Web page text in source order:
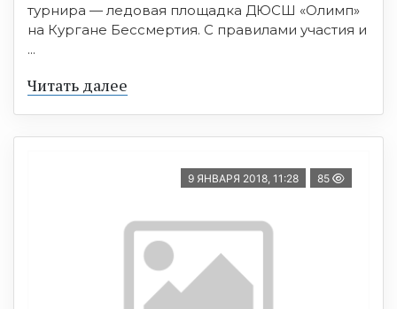
турнира — ледовая площадка ДЮСШ «Олимп»
на Кургане Бессмертия. С правилами участия и
...
Читать далее
9 ЯНВАРЯ 2018, 11:28 85